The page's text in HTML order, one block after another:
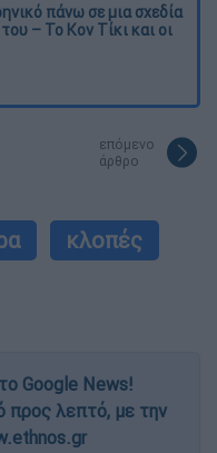
πάνω σε μια σχεδία
– Το Κον Τίκι και οι
επόμενο
άρθρο
κλοπές
Google News!
προς λεπτό, με την